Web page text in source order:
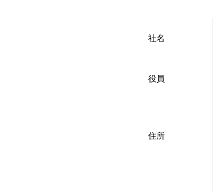
社名
役員
住所